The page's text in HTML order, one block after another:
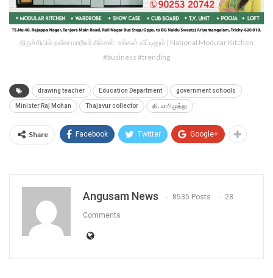
திருச்சியில் நவீன மாடூலர் கிச்சன் -உங்கள் வீட்டிலும் | National Modular Kitchen
#business #trending
drawing teacher Education Department government schools
Minister Raj Mohan Thajavur collector தி. மாரிமுத்து
Share Facebook Twitter Google+
Angusam News 8535 Posts 28
Comments